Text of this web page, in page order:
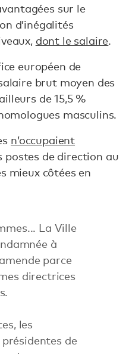
sur le
d’inégalités
dont le salaire.
européen de
brut moyen des
de 15,5 %
masculins.
n’occupaient
postes de direction au
mieux côtées en
La Ville
à
parce
directrices
les
de